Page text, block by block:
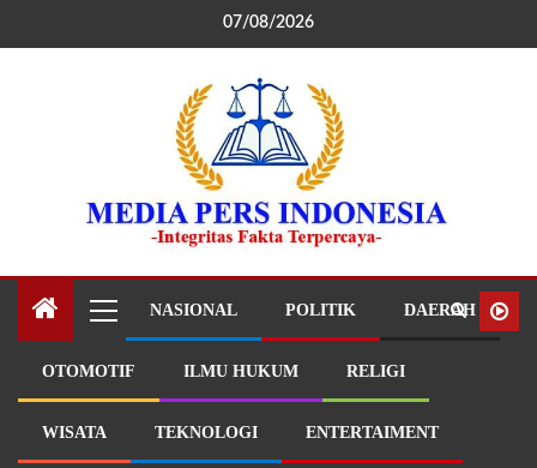
07/08/2026
NASIONAL POLITIK DAERAH
OTOMOTIF ILMU HUKUM RELIGI
WISATA TEKNOLOGI ENTERTAIMENT